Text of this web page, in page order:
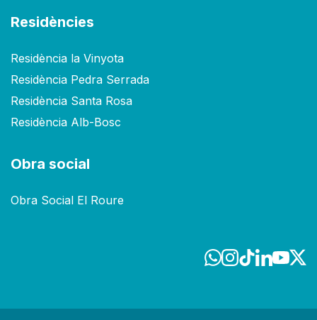
Residències
Residència la Vinyota
Residència Pedra Serrada
Residència Santa Rosa
Residència Alb-Bosc
Obra social
Obra Social El Roure